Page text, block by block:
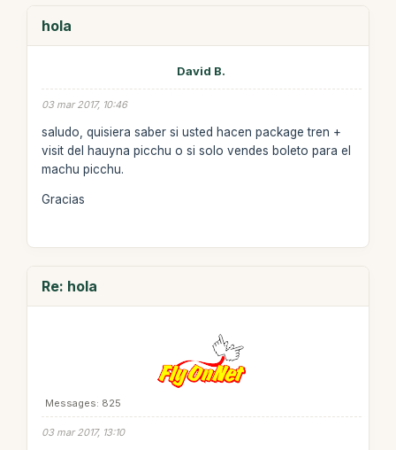
hola
David B.
03 mar 2017, 10:46
saludo, quisiera saber si usted hacen package tren +
visit del hauyna picchu o si solo vendes boleto para el
machu picchu.
Gracias
Re: hola
Messages: 825
03 mar 2017, 13:10